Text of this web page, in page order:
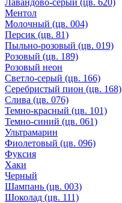
Ментол
Молочный (цв. 004)
Персик (цв. 81)
Пыльно-розовый (цв. 019)
Розовый (цв. 189)
Розовый неон
Светло-серый (цв. 166)
Серебристый пион (цв. 168)
Слива (цв. 076)
Темно-красный (цв. 101)
Темно-синий (цв. 061)
Ультрамарин
Фиолетовый (цв. 096)
Фуксия
Хаки
Черный
Шампань (цв. 003)
Шоколад (цв. 111)